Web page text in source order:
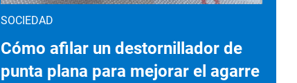
SOCIEDAD
Cómo afilar un destornillador de
punta plana para mejorar el agarre